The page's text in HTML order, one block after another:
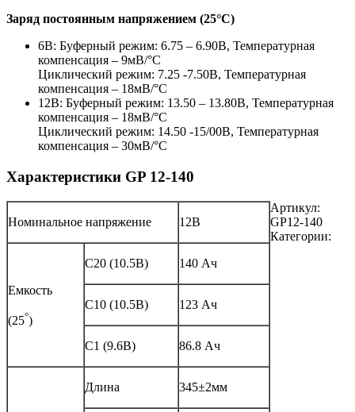
Заряд постоянным напряжением (25°С)
6В: Буферный режим: 6.75 – 6.90В, Температурная
компенсация – 9мВ/°С
Циклический режим: 7.25 -7.50В, Температурная
компенсация – 18мВ/°С
12В: Буферный режим: 13.50 – 13.80В, Температурная
компенсация – 18мВ/°С
Циклический режим: 14.50 -15/00В, Температурная
компенсация – 30мВ/°С
Характеристики GP 12-140
Номинальное напряжение 12В
Емкость
(25°)
С20 (10.5В) 140 Ач
С10 (10.5В) 123 Ач
С1 (9.6В) 86.8 Ач
Длина 345±2мм
Артикул:
GP12-140
Категории: